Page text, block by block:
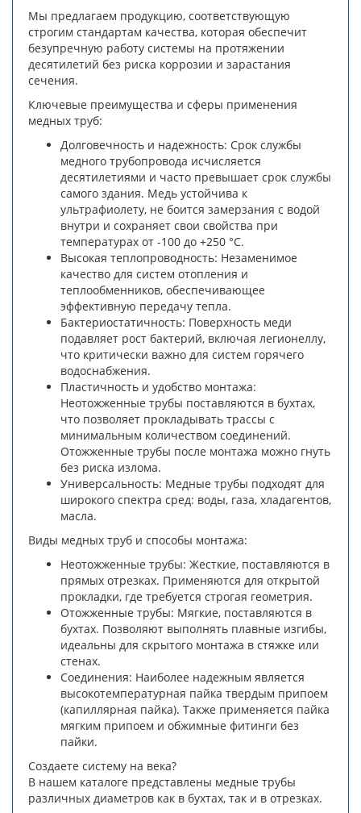
Мы предлагаем продукцию, соответствующую
строгим стандартам качества, которая обеспечит
безупречную работу системы на протяжении
десятилетий без риска коррозии и зарастания
сечения.
Ключевые преимущества и сферы применения
медных труб:
Долговечность и надежность: Срок службы
медного трубопровода исчисляется
десятилетиями и часто превышает срок службы
самого здания. Медь устойчива к
ультрафиолету, не боится замерзания с водой
внутри и сохраняет свои свойства при
температурах от -100 до +250 °C.
Высокая теплопроводность: Незаменимое
качество для систем отопления и
теплообменников, обеспечивающее
эффективную передачу тепла.
Бактериостатичность: Поверхность меди
подавляет рост бактерий, включая легионеллу,
что критически важно для систем горячего
водоснабжения.
Пластичность и удобство монтажа:
Неотожженные трубы поставляются в бухтах,
что позволяет прокладывать трассы с
минимальным количеством соединений.
Отожженные трубы после монтажа можно гнуть
без риска излома.
Универсальность: Медные трубы подходят для
широкого спектра сред: воды, газа, хладагентов,
масла.
Виды медных труб и способы монтажа:
Неотожженные трубы: Жесткие, поставляются в
прямых отрезках. Применяются для открытой
прокладки, где требуется строгая геометрия.
Отожженные трубы: Мягкие, поставляются в
бухтах. Позволяют выполнять плавные изгибы,
идеальны для скрытого монтажа в стяжке или
стенах.
Соединения: Наиболее надежным является
высокотемпературная пайка твердым припоем
(капиллярная пайка). Также применяется пайка
мягким припоем и обжимные фитинги без
пайки.
Создаете систему на века?
В нашем каталоге представлены медные трубы
различных диаметров как в бухтах, так и в отрезках.